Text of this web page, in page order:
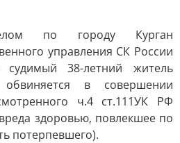
по городу Курган
управления СК России
судимый 38-летний житель
в совершении
ч.4 ст.111УК РФ
здоровью, повлекшее по
потерпевшего).